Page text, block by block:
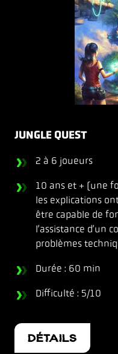
JUNGLE QUEST
2 à 6 joueurs
10 ans et + (une
les explications
être capable de
l’assistance d’un
problèmes
Durée : 60 min
Difficulté : 5/10
DÉTAILS